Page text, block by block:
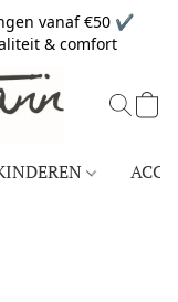
vanaf €50 ✔
& comfort